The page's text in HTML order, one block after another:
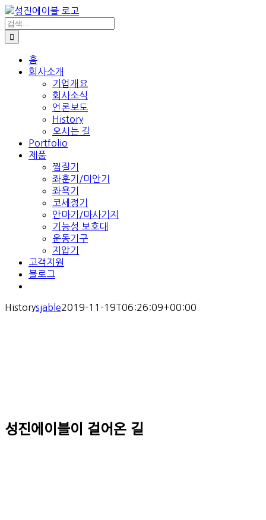
콘
텐
츠
로
검
색:
홈
회사소개
기업개요
회사소식
언론보도
History
오시는 길
Portfolio
제품
찜질기
좌훈기/미안기
좌욕기
코세정기
안마기/마사기지
기능성 보호대
운동기구
지압기
고객지원
블로그
Historysjable2019-11-19T06:26:09+00:00
성진에이블이 걸어온 길